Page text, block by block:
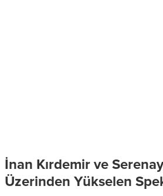
İnan Kırdemir ve
Üzerinden Yükselen